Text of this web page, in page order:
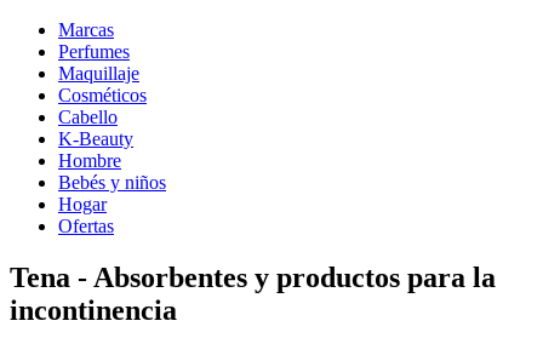
Marcas
Perfumes
Maquillaje
Cosméticos
Cabello
K-Beauty
Hombre
Bebés y niños
Hogar
Ofertas
Tena - Absorbentes y productos para la
incontinencia